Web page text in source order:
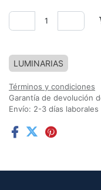
LUMINARIAS
Términos y condiciones
Garantía de devolución
Envío: 2-3 días laborales